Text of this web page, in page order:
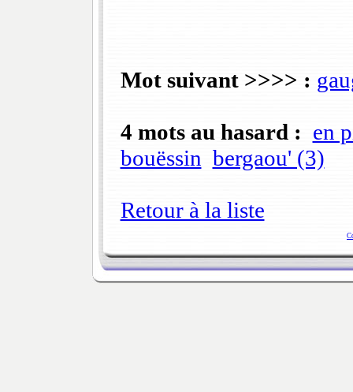
Mot suivant >>>> :
4 mots au hasard : en
bouëssin bergaou' (3)
Retour à la liste